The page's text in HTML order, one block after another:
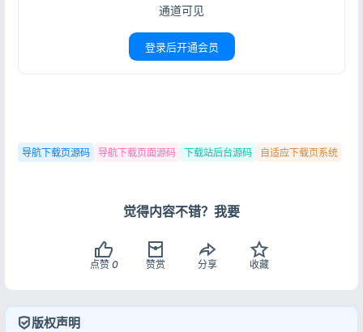
通道可见
登录后开通会员
导航下载页源码 导航下载页面源码 下载站后台源码 自适应下载页系统
觉得内容不错？我要
点赞 0 赞赏 分享 收藏
版权声明
登录
没有账号？立即注册
忘记密码?